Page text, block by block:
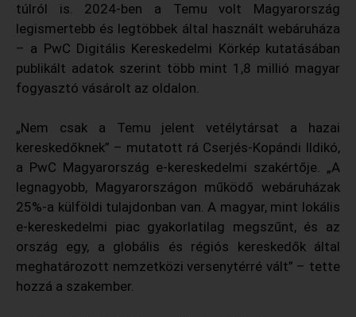
túlról is. 2024-ben a Temu volt Magyarország
legismertebb és legtöbbek által használt webáruháza
– a PwC Digitális Kereskedelmi Körkép kutatásában
publikált adatok szerint több mint 1,8 millió magyar
fogyasztó vásárolt az oldalon.
„Nem csak a Temu jelent vetélytársat a hazai
kereskedőknek” – mutatott rá Cserjés-Kopándi Ildikó,
a PwC Magyarország e-kereskedelmi szakértője. „A
legnagyobb, Magyarországon működő webáruházak
25%-a külföldi tulajdonban van. A magyar, mint lokális
e-kereskedelmi piac gyakorlatilag megszűnt, és az
ország egy, a globális és régiós kereskedők által
meghatározott nemzetközi versenytérré vált” – tette
hozzá a szakember.